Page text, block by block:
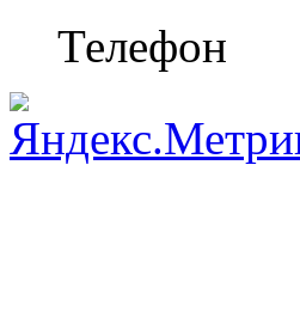
Телефон